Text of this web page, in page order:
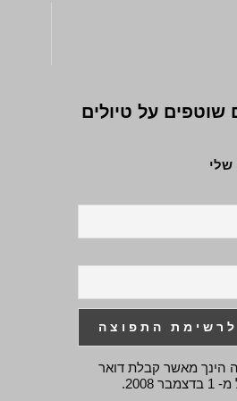
שוטפים על טיולים
שלי
הינך מאשר קבלת דואר